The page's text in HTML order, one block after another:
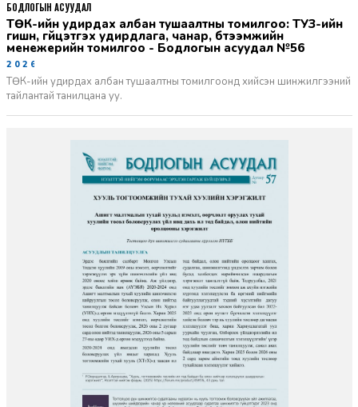
ТӨК-ийн удирдах албан тушаалтны томилгоо: ТУЗ-ийн
гишүүн, гүйцэтгэх удирдлага, чанар, бүтээмжийн
менежерийн томилгоо - Бодлогын асуудал №56
2026-06-02
ТӨК-ийн удирдах албан тушаалтны томилгоонд хийсэн шинжилгээний
тайлантай танилцана уу.
БОДЛОГЫН АСУУДАЛ